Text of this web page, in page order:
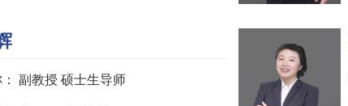
副教授 硕士生导师